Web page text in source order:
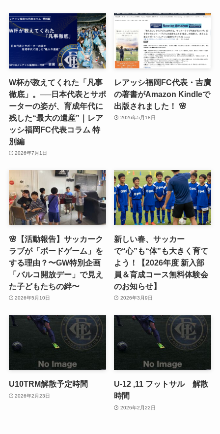
W杯が教えてくれた「凡事
徹底」。──日本代表とサポ
ーターの姿が、育成年代に
残した“最大の遺産”｜レア
ッシ福岡FC代表コラム 特
別編
2026年7月1日
レアッシ福岡FC代表・吉廣
の著書がAmazon Kindleで
出版されました！ 🌸
2026年5月18日
🌸【活動報告】サッカーク
ラブが「ボードゲーム」を
する理由？〜GW特別企画
「バルコ開放デー」で見え
た子どもたちの絆〜
2026年5月10日
新しい春、サッカー
で“心”も“体”も大きく育て
よう！【2026年度 新入部
員＆育成コース無料体験会
のお知らせ】
2026年3月9日
U10TRM解散予定時間
2026年2月23日
U-12 ,11 フットサル 解散
時間
2026年2月22日